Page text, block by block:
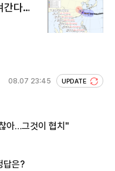
간다…
08.07 23:45 UPDATE
아…그것이 협치"
답은?